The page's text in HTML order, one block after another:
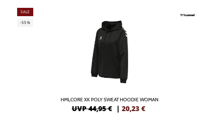
SALE
-55%
HMLCORE XK POLY SWEAT HOODIE WOMAN
UVP 44,95 € | 20,23 €